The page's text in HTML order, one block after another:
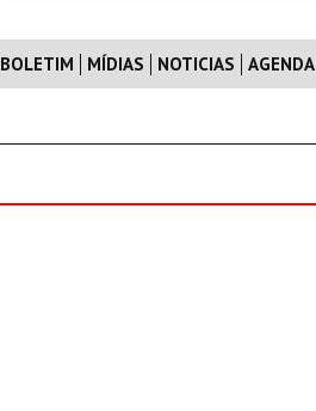
BOLETIM MÍDIAS NOTICIAS AGENDA